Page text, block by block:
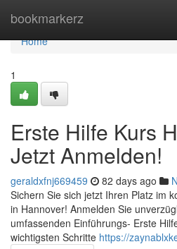
bookmarkerz
Home
Home
1
Erste Hilfe Kurs
Jetzt Anmelden!
geraldxfnj669459 82 days ago
Sichern Sie sich jetzt Ihren Platz im
in Hannover! Anmelden Sie
umfassenden Einführungs- Erste
wichtigsten Schritte https://